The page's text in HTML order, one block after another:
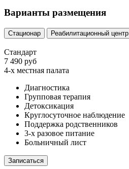
Варианты размещения
Стационар Реабилитационный центр
Стандарт
7 490 руб
4-х местная палата
Диагностика
Групповая терапия
Детоксикация
Круглосуточное наблюдение
Поддержка родственников
3-х разовое питание
Больничный лист
Записаться